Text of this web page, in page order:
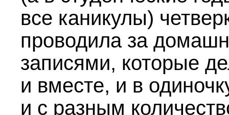
все каникулы)
проводила за
записями, которые
и вместе, и в
и с разным